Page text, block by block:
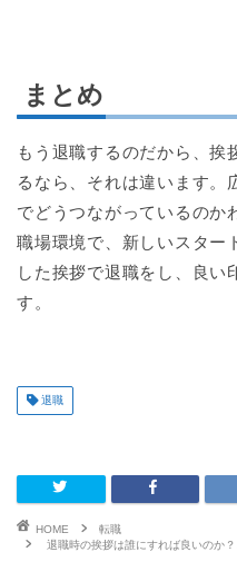
まとめ
もう退職するのだから、挨
るなら、それは違います。
でどうつながっているのか
職場環境で、新しいスター
した挨拶で退職をし、良い
す。
退職
HOME
転職
退職時の挨拶は誰にすれば良いのか